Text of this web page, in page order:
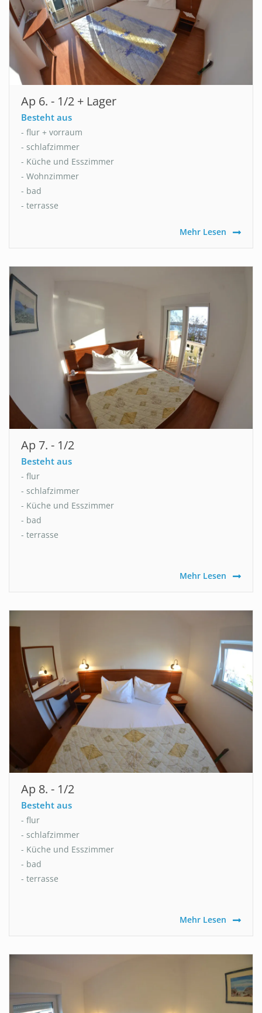
Ap 6. - 1/2 + Lager
Besteht aus
- flur + vorraum
- schlafzimmer
- Küche und Esszimmer
- Wohnzimmer
- bad
- terrasse
Mehr Lesen
Ap 7. - 1/2
Besteht aus
- flur
- schlafzimmer
- Küche und Esszimmer
- bad
- terrasse
Mehr Lesen
Ap 8. - 1/2
Besteht aus
- flur
- schlafzimmer
- Küche und Esszimmer
- bad
- terrasse
Mehr Lesen